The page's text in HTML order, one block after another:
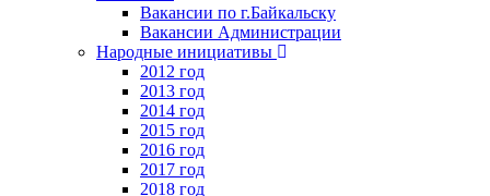
Вакансии по г.Байкальску
Вакансии Администрации
Народные инициативы
2012 год
2013 год
2014 год
2015 год
2016 год
2017 год
2018 год